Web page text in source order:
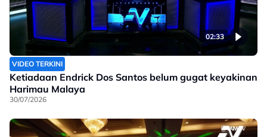
02:33
VIDEO TERKINI
Ketiadaan Endrick Dos Santos belum gugat keyakinan
Harimau Malaya
30/07/2026